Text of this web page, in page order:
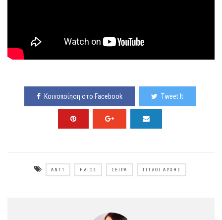
Κοινοποίηση στο Facebook Tweet It
ΑΝΤ1 ΉΛΙΟΣ ΣΕΙΡΆ ΤΊΤΛΟΙ ΑΡΧΉΣ